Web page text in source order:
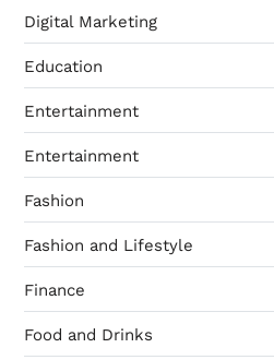
Digital Marketing
Education
Entertainment
Entertainment
Fashion
Fashion and Lifestyle
Finance
Food and Drinks